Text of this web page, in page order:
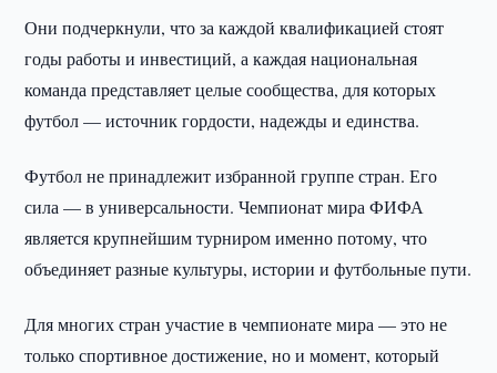
Они подчеркнули, что за каждой квалификацией стоят
годы работы и инвестиций, а каждая национальная
команда представляет целые сообщества, для которых
футбол — источник гордости, надежды и единства.
Футбол не принадлежит избранной группе стран. Его
сила — в универсальности. Чемпионат мира ФИФА
является крупнейшим турниром именно потому, что
объединяет разные культуры, истории и футбольные пути.
Для многих стран участие в чемпионате мира — это не
только спортивное достижение, но и момент, который